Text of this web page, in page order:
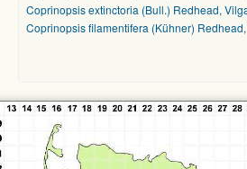
Coprinopsis extinctoria (Bull.) Redhead,
Coprinopsis filamentifera (Kühner)